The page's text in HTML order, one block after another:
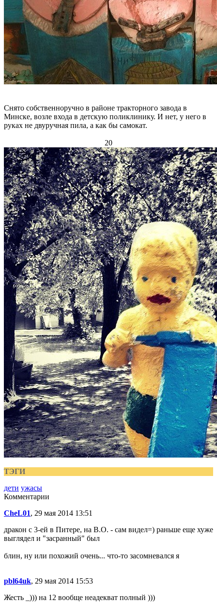
Снято собственноручно в районе тракторного завода в
Минске, возле входа в детскую поликлинику. И нет, у него в
руках не двуручная пила, а как бы самокат.
20
ТЭГИ
дети ужасы
Комментарии
CheL01, 29 мая 2014 13:51
дракон с 3-ей в Питере, на В.О. - сам видел=) раньше еще хуже
выглядел и "засранный" был
блин, ну или похожий очень... что-то засомневался я
pbl64uk, 29 мая 2014 15:53
Жесть _))) на 12 вообще неадекват полный )))